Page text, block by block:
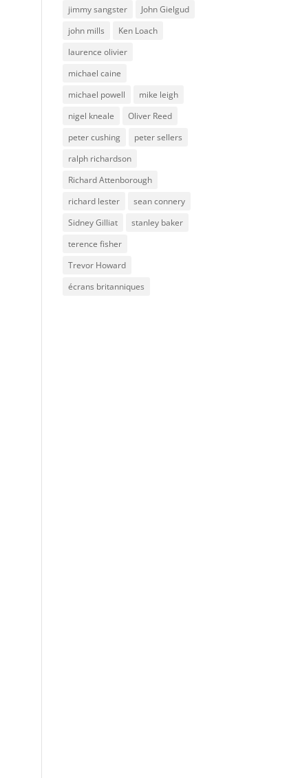
jimmy sangster
John Gielgud
john mills
Ken Loach
laurence olivier
michael caine
michael powell
mike leigh
nigel kneale
Oliver Reed
peter cushing
peter sellers
ralph richardson
Richard Attenborough
richard lester
sean connery
Sidney Gilliat
stanley baker
terence fisher
Trevor Howard
écrans britanniques